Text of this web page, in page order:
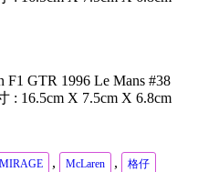
F1 GTR 1996 Le Mans #38
: 16.5cm X 7.5cm X 6.8cm
MIRAGE , McLaren , 格仔